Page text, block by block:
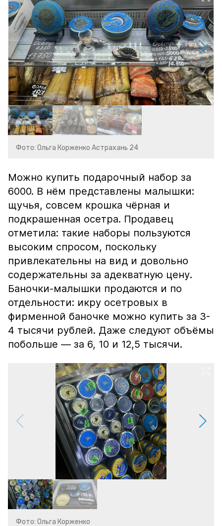
Фото: Ольга Корженко Астрахань 24
Можно купить подарочный набор за
6000. В нём представлены малышки:
щучья, совсем крошка чёрная и
подкрашенная осетра. Продавец
отметила: такие наборы пользуются
высоким спросом, поскольку
привлекательны на вид и довольно
содержательны за адекватную цену.
Баночки-малышки продаются и по
отдельности: икру осетровых в
фирменной баночке можно купить за 3-
4 тысячи рублей. Даже следуют объёмы
побольше — за 6, 10 и 12,5 тысячи.
Фото: Ольга Корженко